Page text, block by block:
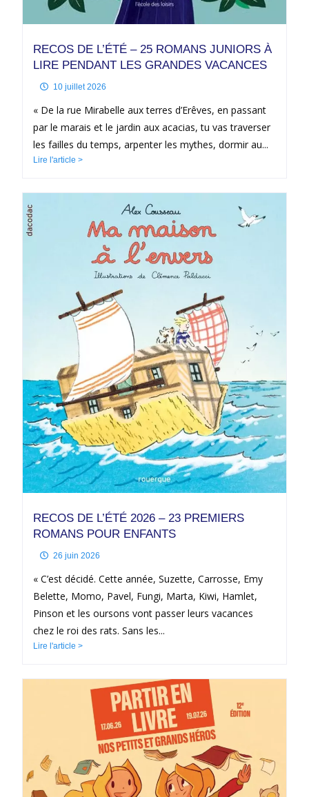
RECOS DE L’ÉTÉ – 25 ROMANS JUNIORS À
LIRE PENDANT LES GRANDES VACANCES
10 juillet 2026
« De la rue Mirabelle aux terres d’Erêves, en passant
par le marais et le jardin aux acacias, tu vas traverser
les failles du temps, arpenter les mythes, dormir au...
Lire l'article >
RECOS DE L’ÉTÉ 2026 – 23 PREMIERS
ROMANS POUR ENFANTS
26 juin 2026
« C’est décidé. Cette année, Suzette, Carrosse, Emy
Belette, Momo, Pavel, Fungi, Marta, Kiwi, Hamlet,
Pinson et les oursons vont passer leurs vacances
chez le roi des rats. Sans les...
Lire l'article >